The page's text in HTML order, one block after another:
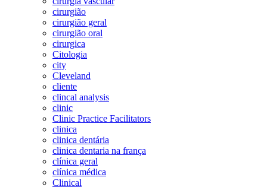
cirurgião
cirurgião geral
cirurgião oral
cirurgica
Citologia
city
Cleveland
cliente
clincal analysis
clinic
Clinic Practice Facilitators
clinica
clinica dentária
clinica dentaria na frança
clínica geral
clínica médica
Clinical